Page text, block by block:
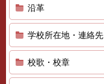
沿革
学校所在地・連絡先
校歌・校章